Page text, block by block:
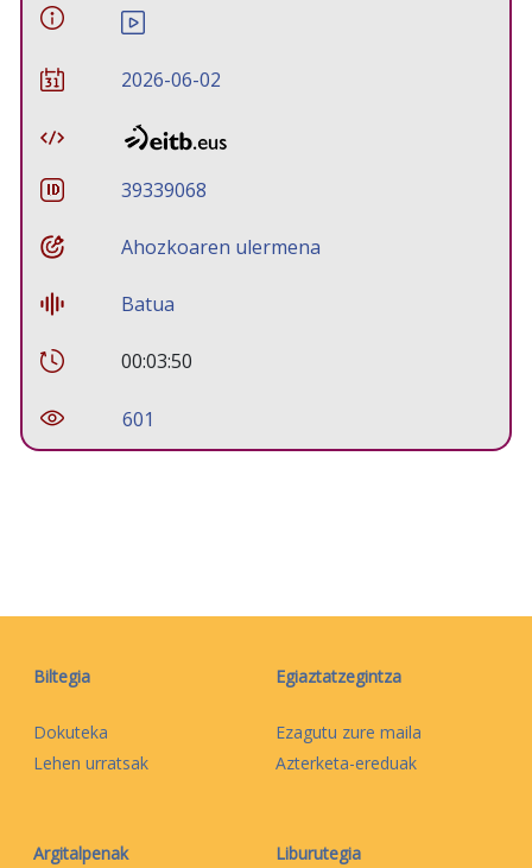
2026-06-02
39339068
Ahozkoaren ulermena
Batua
00:03:50
601
Biltegia
Dokuteka
Lehen urratsak
Egiaztatzegintza
Ezagutu zure maila
Azterketa-ereduak
Argitalpenak Liburutegia